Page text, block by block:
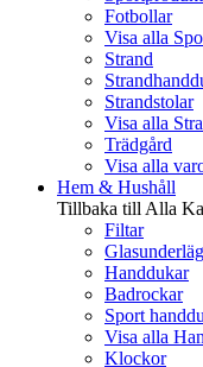
Fotbollar
Visa alla
Strand
Strandstolar
Visa alla
Trädgård
Visa alla
Hem & Hushåll
Tillbaka till Alla
Filtar
Handdukar
Badrockar
Sport
Visa alla
Klockor